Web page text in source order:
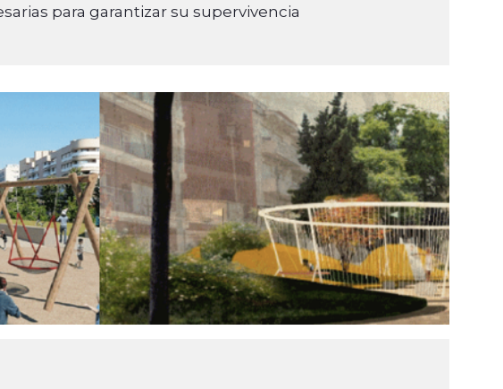
para garantizar su supervivencia